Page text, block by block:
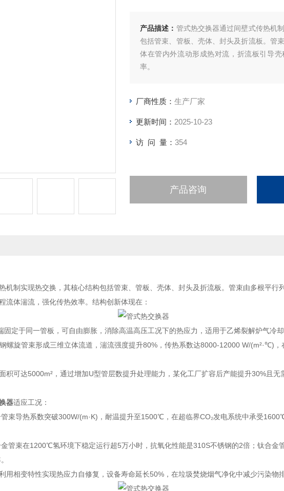
产品描述： 管式热交换器通过间壁式传热机
包括管束、管板、壳体、封头及折流板。管
体在管内外流动形成热对流，折流板引导
率。
厂商性质： 生产厂家
更新时间： 2025-10-23
访 问 量： 354
产品咨询
机制实现热交换，其核心结构包括管束、管板、壳体、封头及折流板。管束由多根平行
流体湍流，强化传热效率。结构创新体现在：
固定于同一管板，可自由膨胀，消除高温高压工况下的热应力，适用于乙烯裂解炉气冷却
螺旋管束形成三维立体流道，湍流强度提升80%，传热系数达8000-12000 W/(m²·℃)，
积可达5000m²，通过增加U型管层数提升处理能力，某化工厂扩容后产能提升30%且无
器适应工况：
束导热系数突破300W/(m·K)，耐温提升至1500℃，在超临界CO₂发电系统中承受
管束在1200℃氢环境下稳定运行超5万小时，抗氧化性能是310S不锈钢的2倍；钛合金
用相变特性实现热应力自修复，设备寿命延长50%，在垃圾焚烧烟气净化中减少污染物